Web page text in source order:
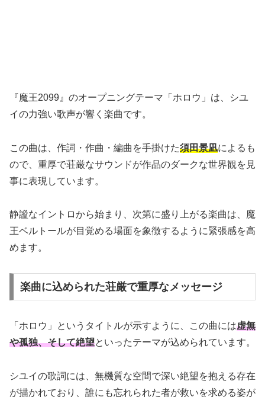
『魔王2099』のオープニングテーマ「ホロウ」は、シユ
イの力強い歌声が響く楽曲です。
この曲は、作詞・作曲・編曲を手掛けた須田景凪によるも
ので、重厚で荘厳なサウンドが作品のダークな世界観を見
事に表現しています。
静謐なイントロから始まり、次第に盛り上がる楽曲は、魔
王ベルトールが目覚める場面を象徴するように緊張感を高
めます。
楽曲に込められた荘厳で重厚なメッセージ
「ホロウ」というタイトルが示すように、この曲には虚無
や孤独、そして絶望といったテーマが込められています。
シユイの歌詞には、無機質な空間で深い絶望を抱える存在
が描かれており、誰にも忘れられた者が救いを求める姿が